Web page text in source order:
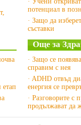
потенциал в
· Защо да
съставки
етап
Още за
· Защо се
справим с нея
· ADHD отвъд
енергия се
· Разговорите с
продължават да